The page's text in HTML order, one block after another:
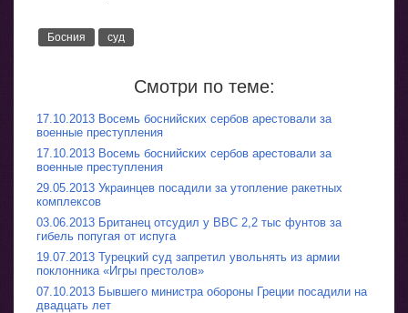
Босния суд
Смотри по теме:
17.10.2013 Восемь боснийских сербов арестовали за
военные преступления
17.10.2013 Восемь боснийских сербов арестовали за
военные преступления
29.05.2013 Украинцев посадили за утопление ракетных
комплексов
03.06.2013 Британец отсудил у ВВС 2,2 тыс фунтов за
гибель попугая от испуга
19.07.2013 Турецкий суд запретил увольнять из армии
поклонника «Игры престолов»
07.10.2013 Бывшего министра обороны Греции посадили на
двадцать лет